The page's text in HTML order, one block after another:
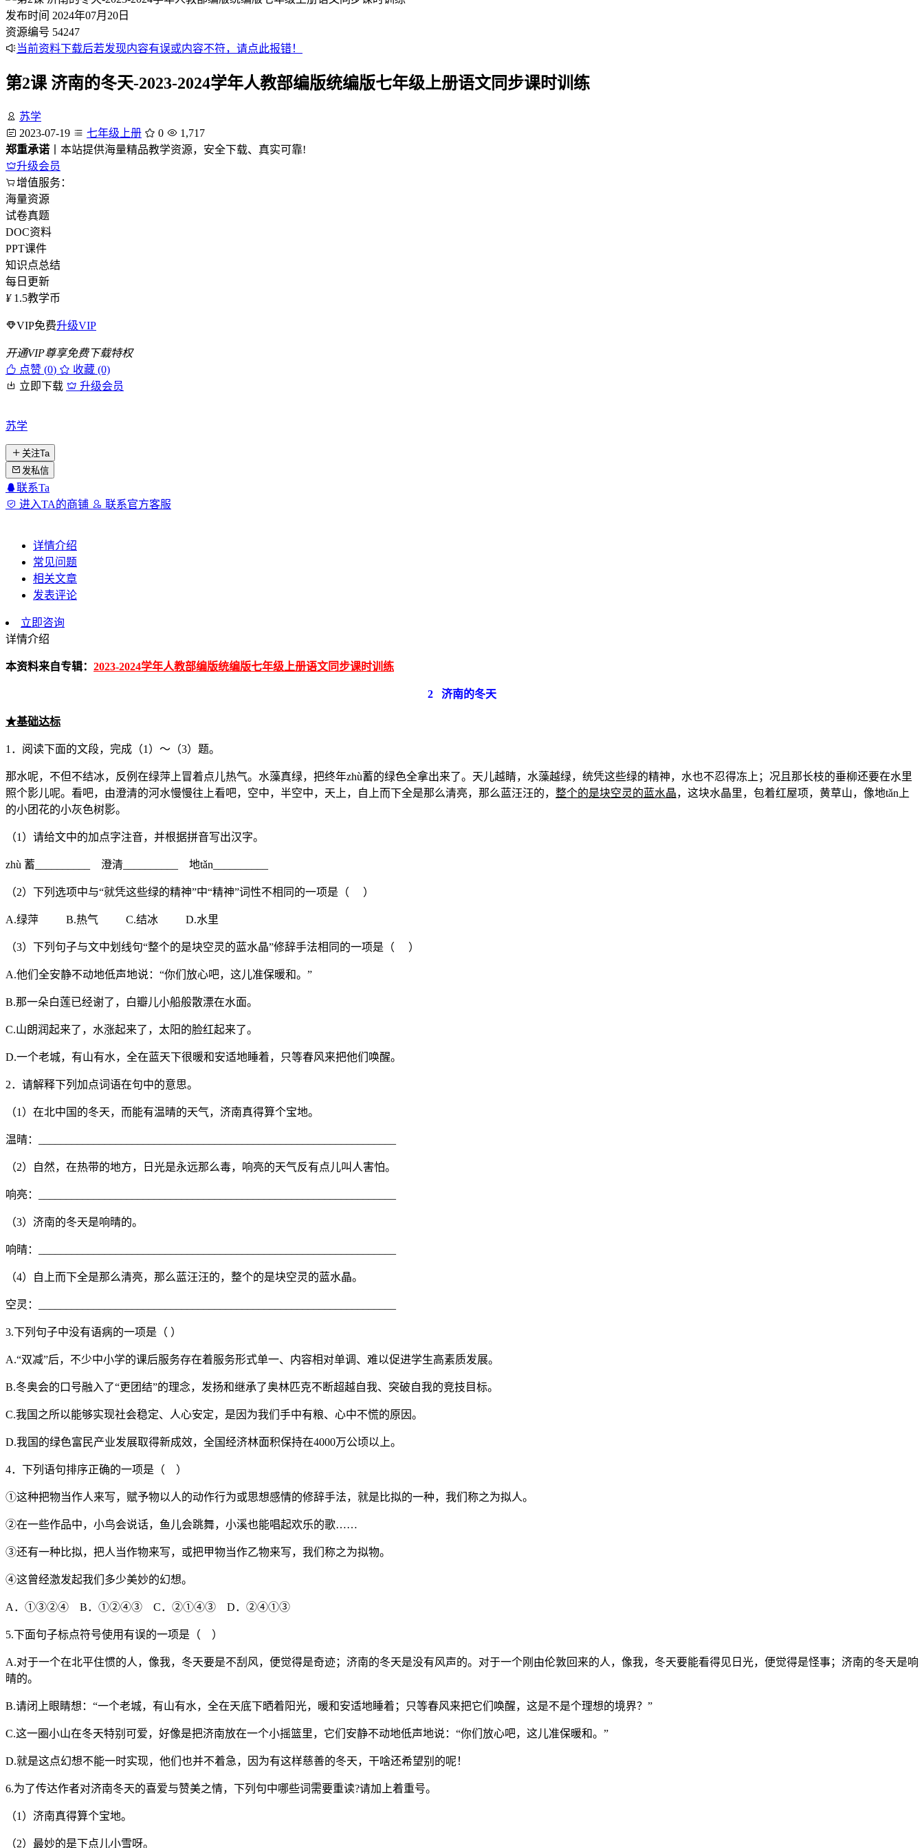
发布时间 2024年07月20日
资源编号 54247
当前资料下载后若发现内容有误或内容不符，请点此报错！
第2课 济南的冬天-2023-2024学年人教部编版统编版七年级上册语文同步课时训练
苏学
2023-07-19
七年级上册 0
1,717
郑重承诺 丨本站提供海量精品教学资源，安全下载、真实可靠!
升级会员
增值服务：
海量资源
试卷真题
DOC资料
PPT课件
知识点总结
每日更新
¥ 1.5教学币
VIP免费升级VIP
开通VIP尊享免费下载特权
点赞 (0)
收藏 (0)
立即下载
升级会员
苏学
关注Ta
发私信
联系Ta
进入TA的商铺
联系官方客服
详情介绍
常见问题
相关文章
发表评论
立即咨询
详情介绍
本资料来自专辑： 2023-2024学年人教部编版统编版七年级上册语文同步课时训练
2 济南的冬天
★基础达标
1．阅读下面的文段，完成（1）～（3）题。
那水呢，不但不结冰，反例在绿萍上冒着点儿热气。水藻真绿，把终年zhù蓄的绿色全拿出来了。天儿越睛，水藻越绿，统凭这些绿的精神，水也不忍得冻上；况且那长枝的垂柳还要在水里
照个影儿呢。看吧，由澄清的河水慢慢往上看吧，空中，半空中，天上，自上而下全是那么清亮，那么蓝汪汪的， 整个的是块空灵的蓝水晶，这块水晶里，包着红屋项，黄草山，像地tǎn上
的小团花的小灰色树影。
（1）请给文中的加点字注音，并根据拼音写出汉字。
zhù 蓄__________ 澄清__________ 地tǎn__________
（2）下列选项中与“就凭这些绿的精神”中“精神”词性不相同的一项是（ ）
A.绿萍 B.热气 C.结冰 D.水里
（3）下列句子与文中划线句“整个的是块空灵的蓝水晶”修辞手法相同的一项是（ ）
A.他们全安静不动地低声地说：“你们放心吧，这儿准保暖和。”
B.那一朵白莲已经谢了，白瓣儿小船般散漂在水面。
C.山朗润起来了，水涨起来了，太阳的脸红起来了。
D.一个老城，有山有水，全在蓝天下很暖和安适地睡着，只等春风来把他们唤醒。
2．请解释下列加点词语在句中的意思。
（1）在北中国的冬天，而能有温晴的天气，济南真得算个宝地。
温晴：_________________________________________________________________
（2）自然，在热带的地方，日光是永远那么毒，响亮的天气反有点儿叫人害怕。
响亮：_________________________________________________________________
（3）济南的冬天是响晴的。
响晴：_________________________________________________________________
（4）自上而下全是那么清亮，那么蓝汪汪的，整个的是块空灵的蓝水晶。
空灵：_________________________________________________________________
3.下列句子中没有语病的一项是（ ）
A.“双减”后，不少中小学的课后服务存在着服务形式单一、内容相对单调、难以促进学生高素质发展。
B.冬奥会的口号融入了“更团结”的理念，发扬和继承了奥林匹克不断超越自我、突破自我的竞技目标。
C.我国之所以能够实现社会稳定、人心安定，是因为我们手中有粮、心中不慌的原因。
D.我国的绿色富民产业发展取得新成效，全国经济林面积保持在4000万公顷以上。
4．下列语句排序正确的一项是（ ）
①这种把物当作人来写，赋予物以人的动作行为或思想感情的修辞手法，就是比拟的一种，我们称之为拟人。
②在一些作品中，小鸟会说话，鱼儿会跳舞，小溪也能唱起欢乐的歌……
③还有一种比拟，把人当作物来写，或把甲物当作乙物来写，我们称之为拟物。
④这曾经激发起我们多少美妙的幻想。
A．①③②④ B．①②④③ C．②①④③ D．②④①③
5.下面句子标点符号使用有误的一项是（ ）
A.对于一个在北平住惯的人，像我，冬天要是不刮风，便觉得是奇迹；济南的冬天是没有风声的。对于一个刚由伦敦回来的人，像我，冬天要能看得见日光，便觉得是怪事；济南的冬天是响
晴的。
B.请闭上眼睛想：“一个老城，有山有水，全在天底下晒着阳光，暖和安适地睡着；只等春风来把它们唤醒，这是不是个理想的境界？”
C.这一圈小山在冬天特别可爱，好像是把济南放在一个小摇篮里，它们安静不动地低声地说：“你们放心吧，这儿准保暖和。”
D.就是这点幻想不能一时实现，他们也并不着急，因为有这样慈善的冬天，干啥还希望别的呢！
6.为了传达作者对济南冬天的喜爱与赞美之情，下列句中哪些词需要重读?请加上着重号。
（1）济南真得算个宝地。
（2）最妙的是下点儿小雪呀。